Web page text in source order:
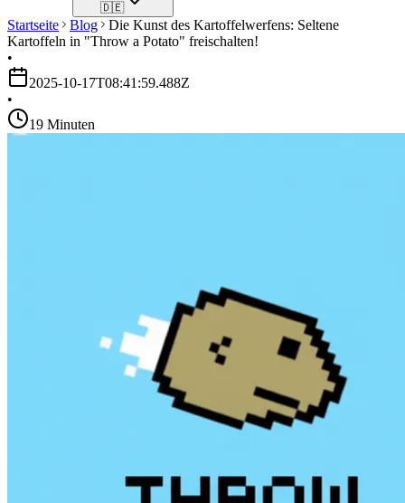
🇩🇪
Startseite Blog
Die Kunst des Kartoffelwerfens: Seltene
Kartoffeln in "Throw a Potato" freischalten!
•
2025-10-17T08:41:59.488Z
•
19 Minuten